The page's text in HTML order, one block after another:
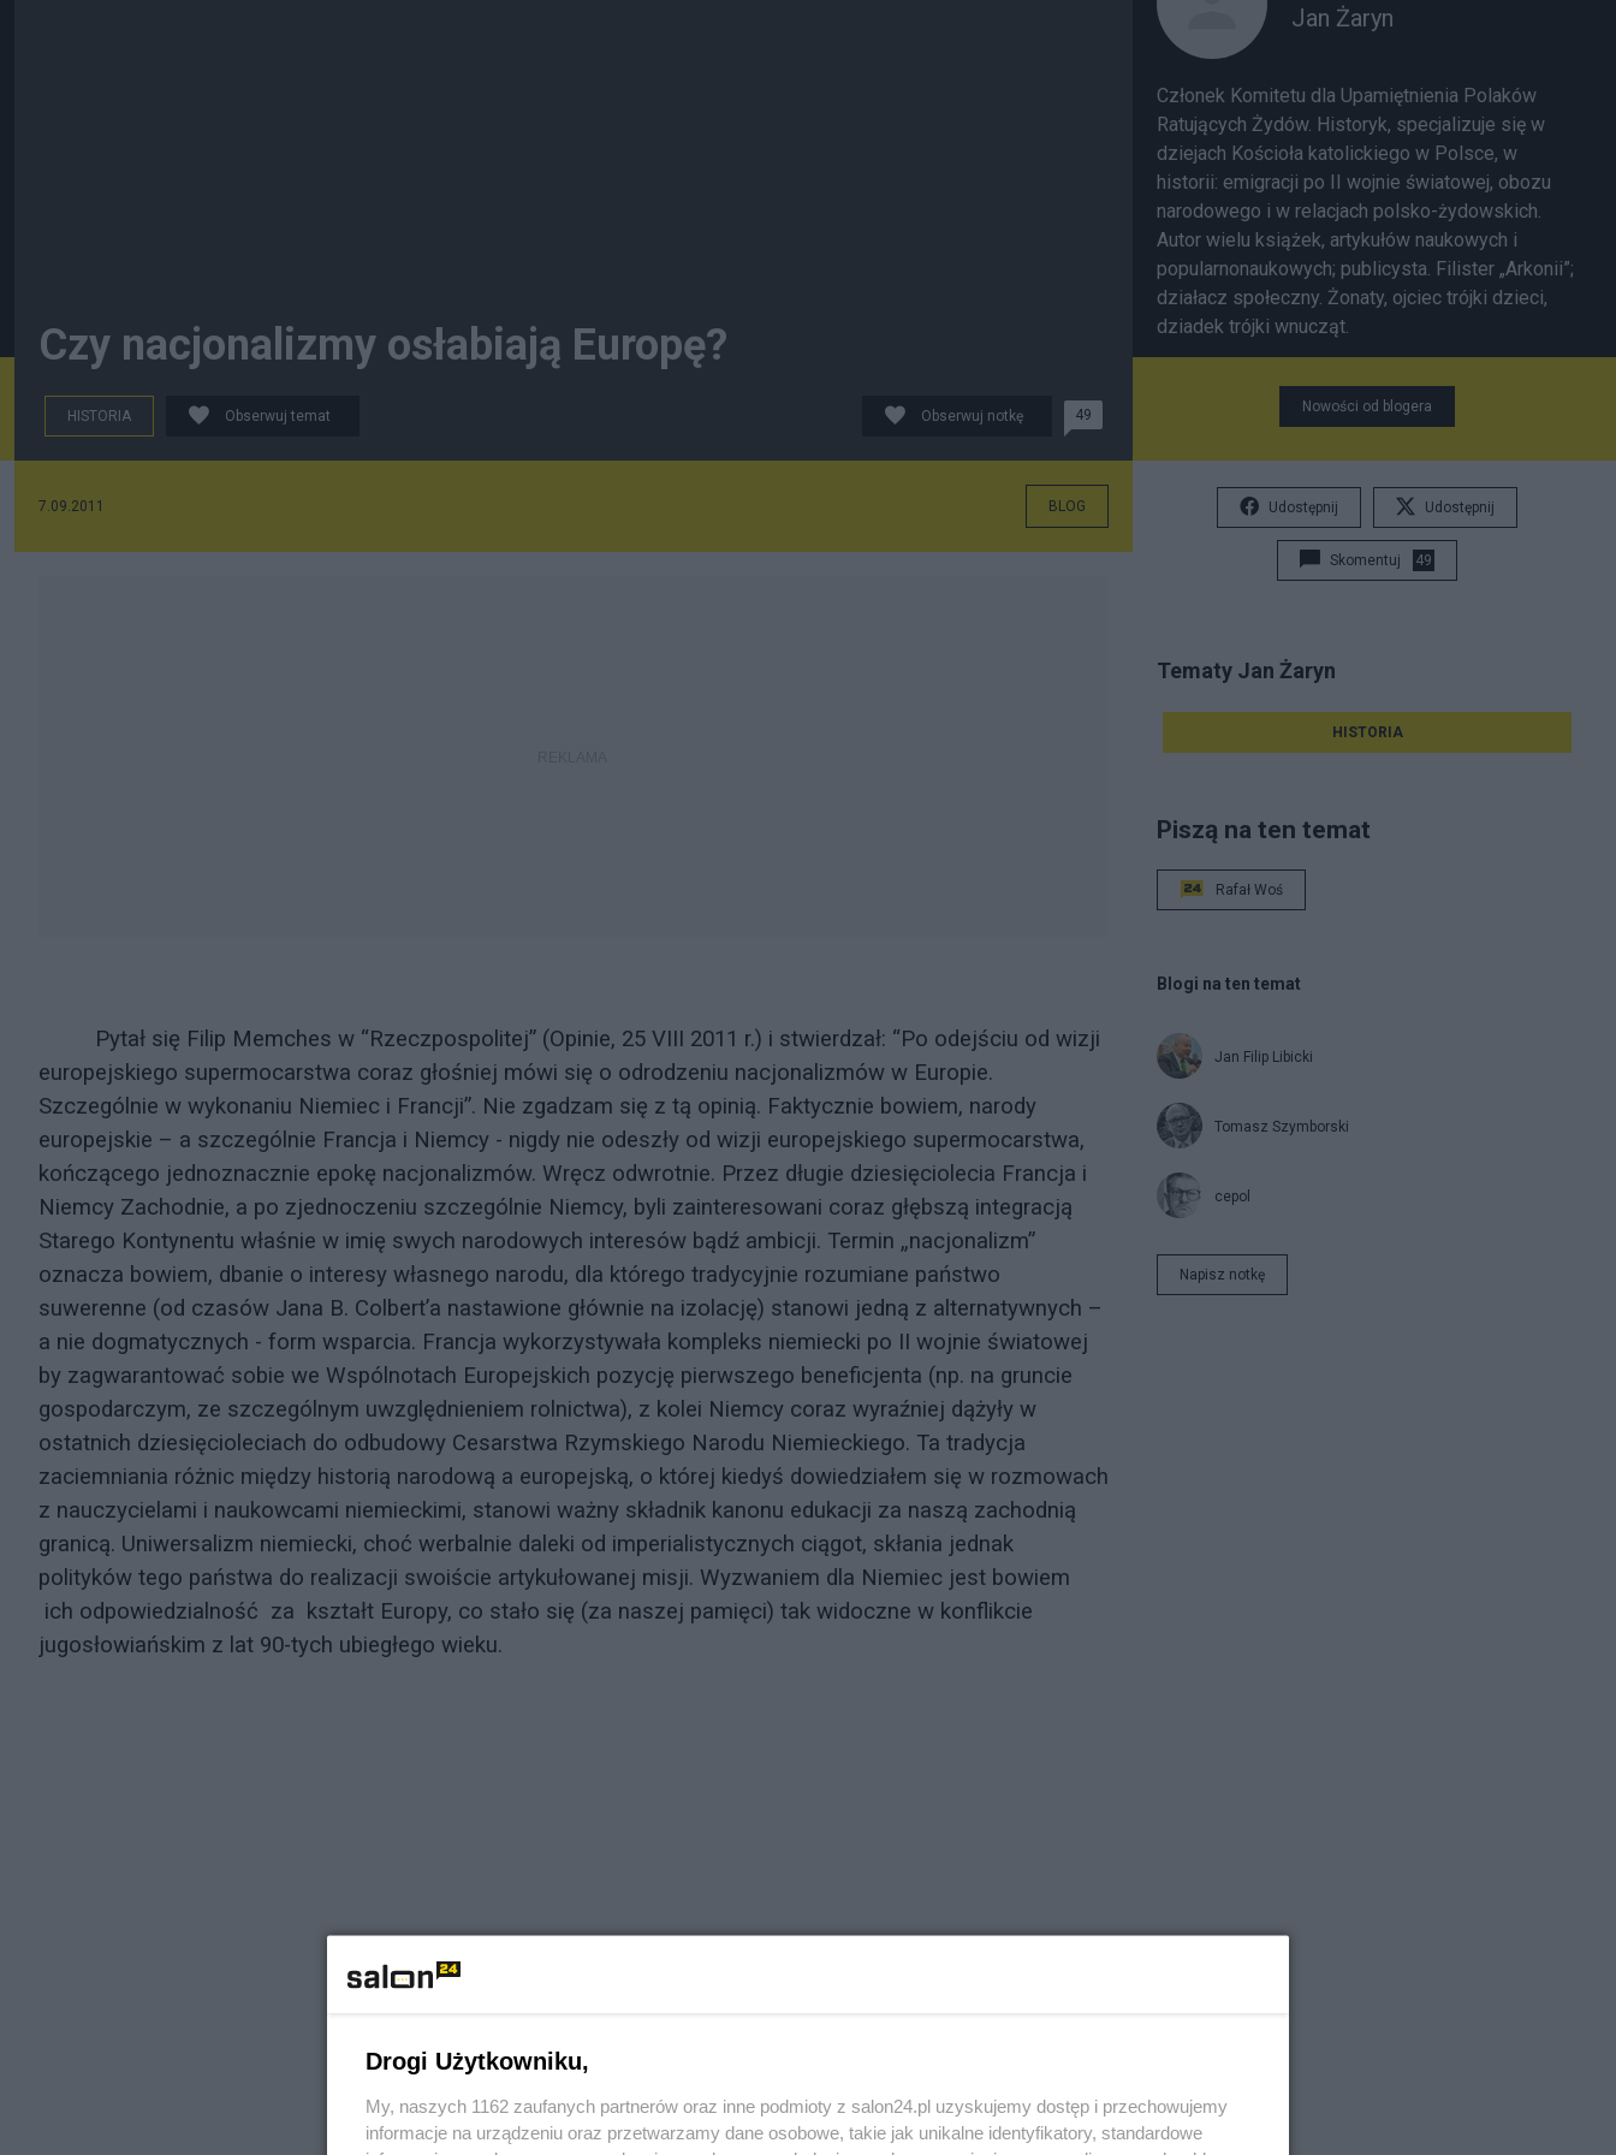
Czy nacjonalizmy osłabiają Europę?
HISTORIA Obserwuj temat Obserwuj notkę 49
7.09.2011 BLOG
Pytał się Filip Memches w “Rzeczpospolitej” (Opinie, 25 VIII 2011 r.) i stwierdzał: “Po odejściu od wizji
europejskiego supermocarstwa coraz głośniej mówi się o odrodzeniu nacjonalizmów w Europie.
Szczególnie w wykonaniu Niemiec i Francji”. Nie zgadzam się z tą opinią. Faktycznie bowiem, narody
europejskie – a szczególnie Francja i Niemcy - nigdy nie odeszły od wizji europejskiego supermocarstwa,
kończącego jednoznacznie epokę nacjonalizmów. Wręcz odwrotnie. Przez długie dziesięciolecia Francja i
Niemcy Zachodnie, a po zjednoczeniu szczególnie Niemcy, byli zainteresowani coraz głębszą integracją
Starego Kontynentu właśnie w imię swych narodowych interesów bądź ambicji. Termin „nacjonalizm”
oznacza bowiem, dbanie o interesy własnego narodu, dla którego tradycyjnie rozumiane państwo
suwerenne (od czasów Jana B. Colbert’a nastawione głównie na izolację) stanowi jedną z alternatywnych –
a nie dogmatycznych - form wsparcia. Francja wykorzystywała kompleks niemiecki po II wojnie światowej
by zagwarantować sobie we Wspólnotach Europejskich pozycję pierwszego beneficjenta (np. na gruncie
gospodarczym, ze szczególnym uwzględnieniem rolnictwa), z kolei Niemcy coraz wyraźniej dążyły w
ostatnich dziesięcioleciach do odbudowy Cesarstwa Rzymskiego Narodu Niemieckiego. Ta tradycja
zaciemniania różnic między historią narodową a europejską, o której kiedyś dowiedziałem się w rozmowach
z nauczycielami i naukowcami niemieckimi, stanowi ważny składnik kanonu edukacji za naszą zachodnią
granicą. Uniwersalizm niemiecki, choć werbalnie daleki od imperialistycznych ciągot, skłania jednak
polityków tego państwa do realizacji swoiście artykułowanej misji. Wyzwaniem dla Niemiec jest bowiem
ich odpowiedzialność za kształt Europy, co stało się (za naszej pamięci) tak widoczne w konflikcie
jugosłowiańskim z lat 90-tych ubiegłego wieku.
Jan Żaryn
Członek Komitetu dla Upamiętnienia Polaków
Ratujących Żydów. Historyk, specjalizuje się w
dziejach Kościoła katolickiego w Polsce, w
historii: emigracji po II wojnie światowej, obozu
narodowego i w relacjach polsko-żydowskich.
Autor wielu książek, artykułów naukowych i
popularnonaukowych; publicysta. Filister „Arkonii”;
działacz społeczny. Żonaty, ojciec trójki dzieci,
dziadek trójki wnucząt.
Nowości od blogera
Udostępnij Udostępnij
Skomentuj 49
Tematy Jan Żaryn
HISTORIA
Piszą na ten temat
Rafał Woś
Blogi na ten temat
Jan Filip Libicki
Tomasz Szymborski
cepol
Napisz notkę
Drogi Użytkowniku,
My, naszych 1162 zaufanych partnerów oraz inne podmioty z salon24.pl uzyskujemy dostęp i przechowujemy
informacje na urządzeniu oraz przetwarzamy dane osobowe, takie jak unikalne identyfikatory, standardowe